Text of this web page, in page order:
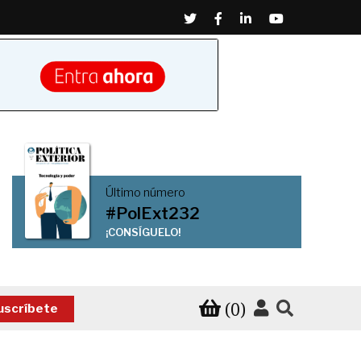
TwitterFacebook
LinkedinYoutube
Último número
#PolExt232
¡CONSÍGUELO!
(0)